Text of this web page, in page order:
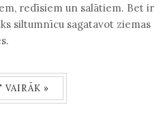
redīsiem un salātiem. Bet ir
siltumnīcu sagatavot ziemas
VAIRĀK »